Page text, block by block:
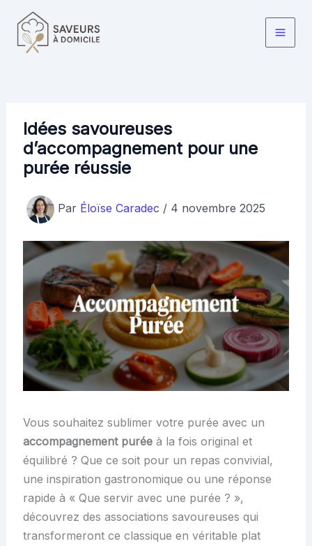
contenu
Main
Idées savoureuses
d’accompagnement pour une
purée réussie
Par Éloïse Caradec / 4 novembre 2025
Vous souhaitez sublimer votre purée avec un
accompagnement puréeà la fois original et
équilibré ? Que ce soit pour un repas convivial,
une inspiration gastronomique ou une réponse
rapide à « Que servir avec une purée ? »,
découvrez des associations savoureuses qui
transformeront ce classique en véritable plat